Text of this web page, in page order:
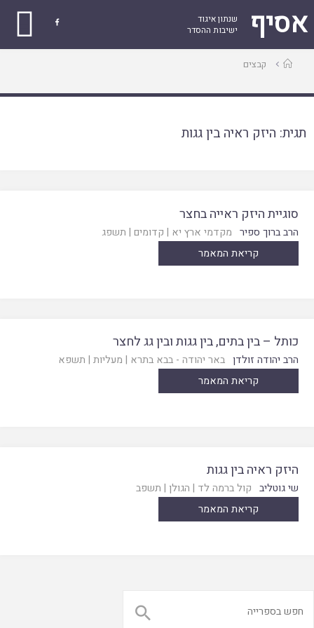
אסיף
שנתון איגוד
ישיבות ההסדר

עמודקבצים
תגית: היזק ראיה בין גגות
סוגיית היזק ראייה בחצר
הרב ברוך ספיר מקדמי ארץ יא | קדומים | תשפג
קריאת המאמר
כותל – בין בתים, בין גגות ובין גג לחצר
הרב יהודה זולדן באר יהודה - בבא בתרא | מעליות | תשפא
קריאת המאמר
היזק ראיה בין גגות
שי גוטליב קול ברמה לד | הגולן | תשפב
קריאת המאמר
